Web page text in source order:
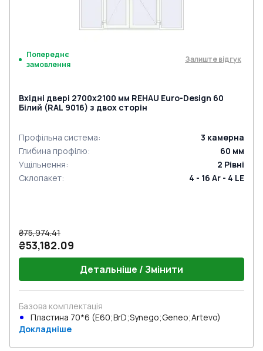
Попереднє
замовлення
Залиште відгук
Вхідні двері 2700x2100 мм REHAU Euro-Design 60
Білий (RAL 9016) з двох сторін
Профільна система: 3 камерна
Глибина профілю: 60 мм
Ущільнення: 2 Рівні
Склопакет: 4 - 16 Ar - 4 LE
₴75,974.41
₴53,182.09
Детальніше / Змінити
Базова комплектація
Пластина 70*6 (E60;BrD;Synego;Geneo;Artevo)
Докладніше